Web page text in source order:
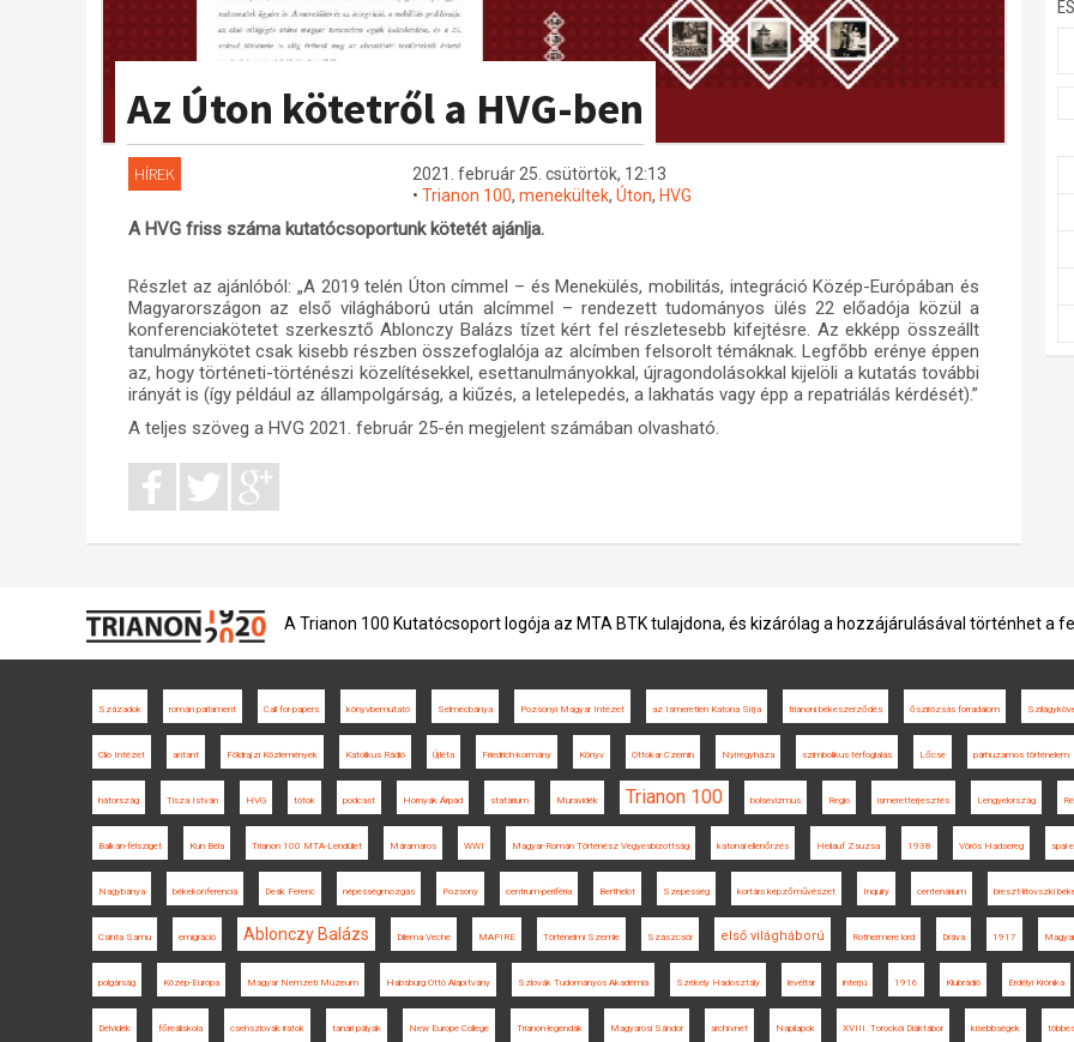
Az Úton kötetről a HVG-ben
HÍREK
2021. február 25. csütörtök, 12:13
• Trianon 100, menekültek, Úton, HVG
A HVG friss száma kutatócsoportunk kötetét ajánlja.
Részlet az ajánlóból: „A 2019 telén Úton címmel – és Menekülés, mobilitás, integráció Közép-Európában és
Magyarországon az első világháború után alcímmel – rendezett tudományos ülés 22 előadója közül a
konferenciakötetet szerkesztő Ablonczy Balázs tízet kért fel részletesebb kifejtésre. Az ekképp összeállt
tanulmánykötet csak kisebb részben összefoglalója az alcímben felsorolt témáknak. Legfőbb erénye éppen
az, hogy történeti-történészi közelítésekkel, esettanulmányokkal, újragondolásokkal kijelöli a kutatás további
irányát is (így például az állampolgárság, a kiűzés, a letelepedés, a lakhatás vagy épp a repatriálás kérdését).”
A teljes szöveg a HVG 2021. február 25-én megjelent számában olvasható.
A Trianon 100 Kutatócsoport logója az MTA BTK tulajdona, és kizárólag a hozzájárulásával történhet a
Századok román parlament Call for papers könyvbemutató Selmecbánya Pozsonyi Magyar Intézet az Ismeretlen Katona Sírja trianoni békeszerződés őszirózsás forradalom
Clio Intézet antant Földrajzi Közlemények Katolikus Rádió Újléta Friedrich-kormány Könyv Ottokar Czernin Nyíregyháza szimbolikus térfoglalás Lőcse párhuzamos történelem
hátország Tisza István HVG tótok podcast Hornyák Árpád statárium Muravidék Trianon 100 bolsevizmus Regio ismeretterjesztés Lengyelország
Balkán-félsziget Kun Béla Trianon 100 MTA-Lendület Máramaros WWI Magyar-Román Történész Vegyesbizottság katonai ellenőrzés Heilauf Zsuzsa 1938 Vörös Hadsereg spai
Nagybánya békekonferencia Deák Ferenc népességmozgás Pozsony centrum-periféria Berthelot Szepesség kortárs képzőművészet Inquiry centenárium breszt-litovszki
Csinta Samu emigráció Ablonczy Balázs Dilema Veche MAPIRE Történelmi Szemle Szászcsór első világháború Rothermere lord Dráva 1917
polgárság Közép-Európa Magyar Nemzeti Múzeum Habsburg Ottó Alapítvány Szlovák Tudományos Akadémia Székely Hadosztály levéltár interjú 1916 Klubrádió Erdélyi Krónika
Délvidék főreáliskola csehszlovák iratok tanári pályák New Europe College Trianon-legendák Magyarosi Sándor archívnet Napilapok XVIII. Torockói Diáktábor kisebbségek